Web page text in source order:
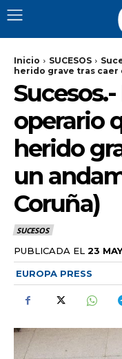
Inicio SUCESOS
herido grave tras caer
operario
herido
un
Coruña)
SUCESOS
PUBLICADA EL 23
EUROPA PRESS